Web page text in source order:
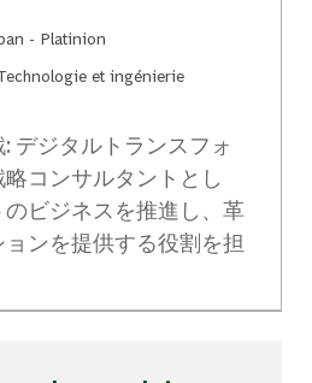
- Platinion
et ingénierie
デジタルトランスフォ
コンサルタントとし
ビジネスを推進し、革
ンを提供する役割を担